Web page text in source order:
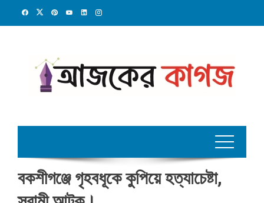
বকশীগঞ্জে গৃহবধূকে কুপিয়ে হত্যাচেষ্টা,